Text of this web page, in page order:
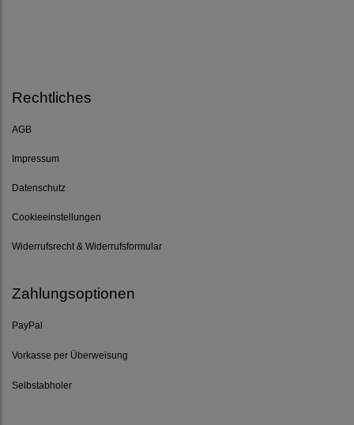
Rechtliches
AGB
Impressum
Datenschutz
Cookieeinstellungen
Widerrufsrecht & Widerrufsformular
Zahlungsoptionen
PayPal
Vorkasse per Überweisung
Selbstabholer